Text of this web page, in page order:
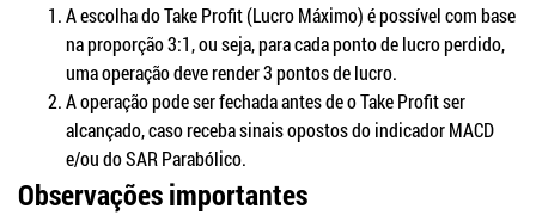
A escolha do Take Profit (Lucro Máximo) é possível com base
na proporção 3:1, ou seja, para cada ponto de lucro perdido,
uma operação deve render 3 pontos de lucro.
A operação pode ser fechada antes de o Take Profit ser
alcançado, caso receba sinais opostos do indicador MACD
e/ou do SAR Parabólico.
Observações importantes